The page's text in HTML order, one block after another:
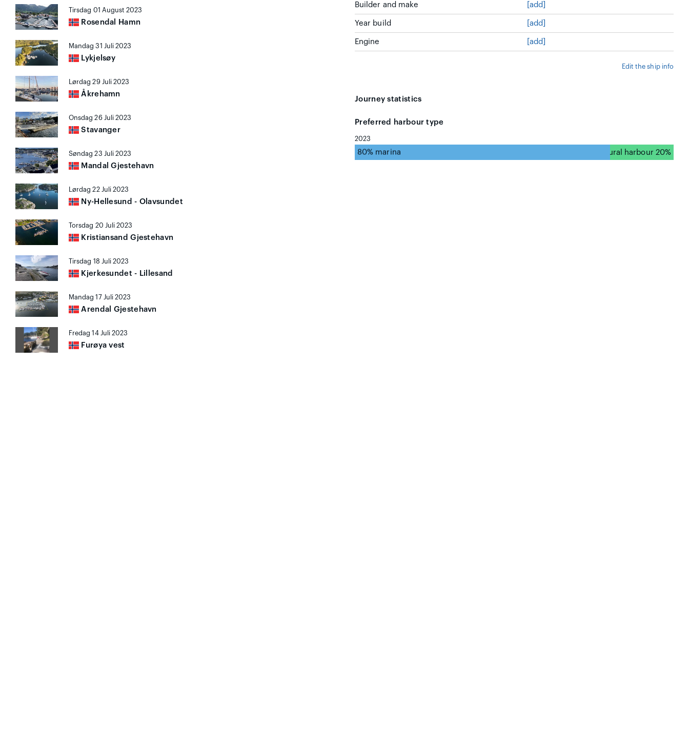
Tirsdag 01 August 2023
Rosendal Hamn
Mandag 31 Juli 2023
Lykjelsøy
Lørdag 29 Juli 2023
Åkrehamn
Onsdag 26 Juli 2023
Stavanger
Søndag 23 Juli 2023
Mandal Gjestehavn
Lørdag 22 Juli 2023
Ny-Hellesund - Olavsundet
Torsdag 20 Juli 2023
Kristiansand Gjestehavn
Tirsdag 18 Juli 2023
Kjerkesundet - Lillesand
Mandag 17 Juli 2023
Arendal Gjestehavn
Fredag 14 Juli 2023
Furøya vest
Builder and make [add]
Year build [add]
Engine [add]
Edit the ship info
Journey statistics
Preferred harbour type
2023
80% marina natural harbour 20%